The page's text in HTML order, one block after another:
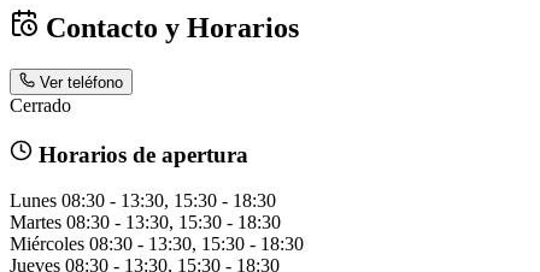
Contacto y Horarios
Ver teléfono
Cerrado
Horarios de apertura
Lunes 08:30 - 13:30, 15:30 - 18:30
Martes 08:30 - 13:30, 15:30 - 18:30
Miércoles 08:30 - 13:30, 15:30 - 18:30
Jueves 08:30 - 13:30, 15:30 - 18:30